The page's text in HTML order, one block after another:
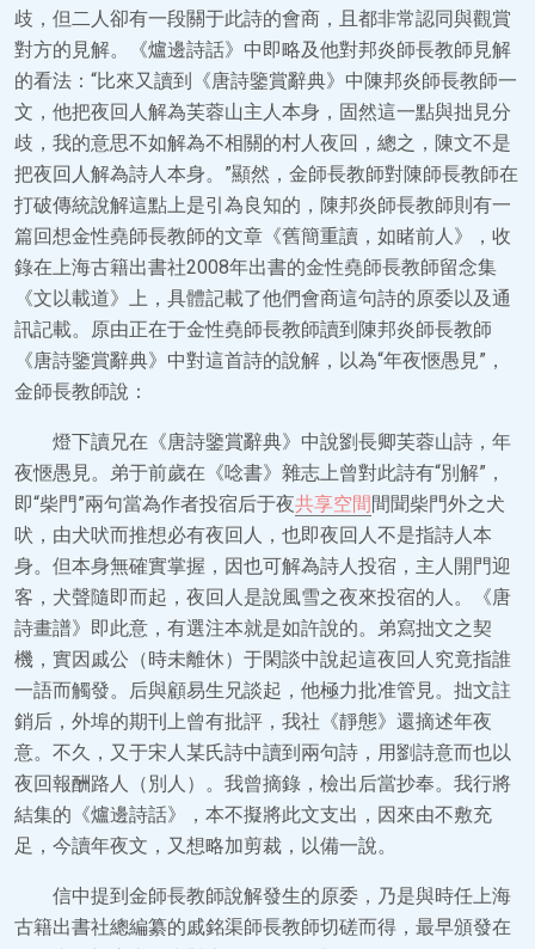
歧，但二人卻有一段關于此詩的會商，且都非常認同與觀賞
對方的見解。《爐邊詩話》中即略及他對邦炎師長教師見解
的看法：“比來又讀到《唐詩鑒賞辭典》中陳邦炎師長教師一
文，他把夜回人解為芙蓉山主人本身，固然這一點與拙見分
歧，我的意思不如解為不相關的村人夜回，總之，陳文不是
把夜回人解為詩人本身。”顯然，金師長教師對陳師長教師在
打破傳統說解這點上是引為良知的，陳邦炎師長教師則有一
篇回想金性堯師長教師的文章《舊簡重讀，如睹前人》，收
錄在上海古籍出書社2008年出書的金性堯師長教師留念集
《文以載道》上，具體記載了他們會商這句詩的原委以及通
訊記載。原由正在于金性堯師長教師讀到陳邦炎師長教師
《唐詩鑒賞辭典》中對這首詩的說解，以為“年夜愜愚見”，
金師長教師說：
燈下讀兄在《唐詩鑒賞辭典》中說劉長卿芙蓉山詩，年
夜愜愚見。弟于前歲在《唸書》雜志上曾對此詩有“別解”，
即“柴門”兩句當為作者投宿后于夜共享空間間聞柴門外之犬
吠，由犬吠而推想必有夜回人，也即夜回人不是指詩人本
身。但本身無確實掌握，因也可解為詩人投宿，主人開門迎
客，犬聲隨即而起，夜回人是說風雪之夜來投宿的人。《唐
詩畫譜》即此意，有選注本就是如許說的。弟寫拙文之契
機，實因戚公（時未離休）于閑談中說起這夜回人究竟指誰
一語而觸發。后與顧易生兄談起，他極力批准管見。拙文註
銷后，外埠的期刊上曾有批評，我社《靜態》還摘述年夜
意。不久，又于宋人某氏詩中讀到兩句詩，用劉詩意而也以
夜回報酬路人（別人）。我曾摘錄，檢出后當抄奉。我行將
結集的《爐邊詩話》，本不擬將此文支出，因來由不敷充
足，今讀年夜文，又想略加剪裁，以備一說。
信中提到金師長教師說解發生的原委，乃是與時任上海
古籍出書社總編纂的戚銘渠師長教師切磋而得，最早頒發在